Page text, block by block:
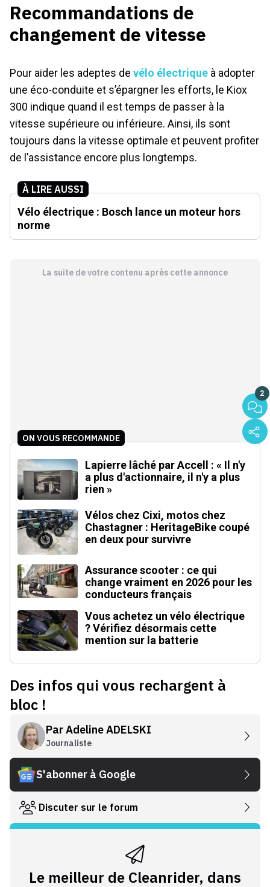
Recommandations de
changement de vitesse
Pour aider les adeptes de vélo électrique à adopter
une éco-conduite et s’épargner les efforts, le Kiox
300 indique quand il est temps de passer à la
vitesse supérieure ou inférieure. Ainsi, ils sont
toujours dans la vitesse optimale et peuvent profiter
de l’assistance encore plus longtemps.
À LIRE AUSSI
Vélo électrique : Bosch lance un moteur hors
norme
La suite de votre contenu après cette annonce
2
ON VOUS RECOMMANDE
Lapierre lâché par Accell : « Il n'y
a plus d'actionnaire, il n'y a plus
rien »
Vélos chez Cixi, motos chez
Chastagner : HeritageBike coupé
en deux pour survivre
Assurance scooter : ce qui
change vraiment en 2026 pour les
conducteurs français
Vous achetez un vélo électrique
? Vérifiez désormais cette
mention sur la batterie
Des infos qui vous rechargent à
bloc !
ParAdeline ADELSKI
Journaliste
S'abonner à Google
Discuter sur le forum
Le meilleur de Cleanrider, dans